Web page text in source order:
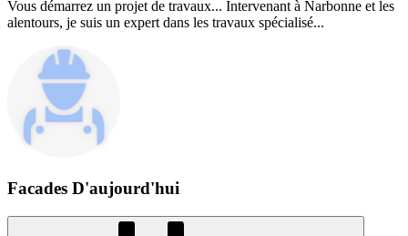
Vous démarrez un projet de travaux... Intervenant à Narbonne et les
alentours, je suis un expert dans les travaux spécialisé...
Facades D'aujourd'hui